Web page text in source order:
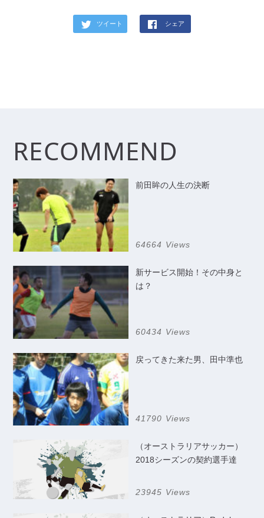
ツイート シェア
RECOMMEND
前田眸の人生の決断
64664 Views
新サービス開始！その中身と
は？
60434 Views
戻ってきた来た男、田中準也
41790 Views
（オーストラリアサッカー）
2018シーズンの契約選手達
23945 Views